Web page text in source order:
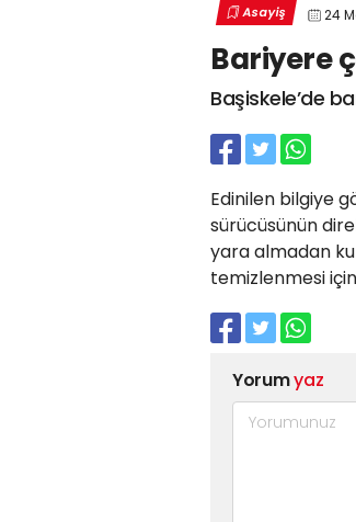
Asayiş 24
Bariyere
Başiskele’de
Edinilen bilgiye
sürücüsünün
yara almadan
temizlenmesi
Yorumyaz